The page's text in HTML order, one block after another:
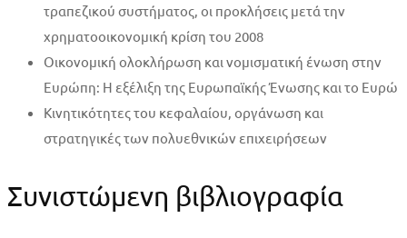
τραπεζικού συστήματος, οι προκλήσεις μετά την
χρηματοοικονομική κρίση του 2008
Οικονομική ολοκλήρωση και νομισματική ένωση στην
Ευρώπη: H εξέλιξη της Ευρωπαϊκής Ένωσης και το Ευρώ
Κινητικότητες του κεφαλαίου, οργάνωση και
στρατηγικές των πολυεθνικών επιχειρήσεων
Συνιστώμενη βιβλιογραφία